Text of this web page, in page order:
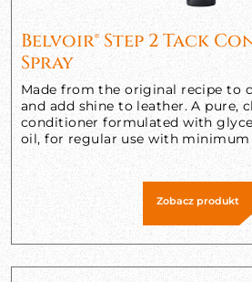
Belvoir® Step 2 Tack
Spray
Made from the original recipe to
and add shine to leather. A pure,
conditioner formulated with
oil, for regular use with
Zobacz produkt